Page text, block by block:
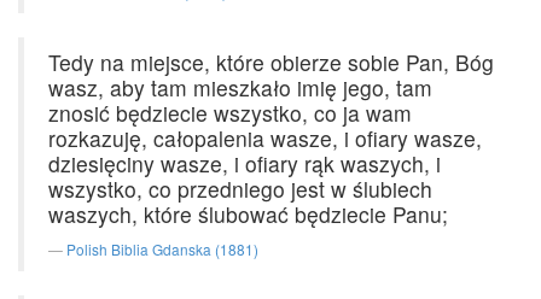
Tedy na miejsce, które obierze sobie Pan, Bóg
wasz, aby tam mieszkało imię jego, tam
znosić będziecie wszystko, co ja wam
rozkazuję, całopalenia wasze, i ofiary wasze,
dziesięciny wasze, i ofiary rąk waszych, i
wszystko, co przedniego jest w ślubiech
waszych, które ślubować będziecie Panu;
Polish Biblia Gdanska (1881)